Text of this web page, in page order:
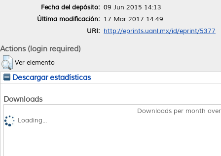
Fecha del depósito: 09 Jun 2015 14:13
Última modificación: 17 Mar 2017 14:49
URI: http://eprints.uanl.mx/id/eprint/5377
Actions (login required)
Ver elemento
Descargar estadísticas
Downloads
Downloads per month
Loading...